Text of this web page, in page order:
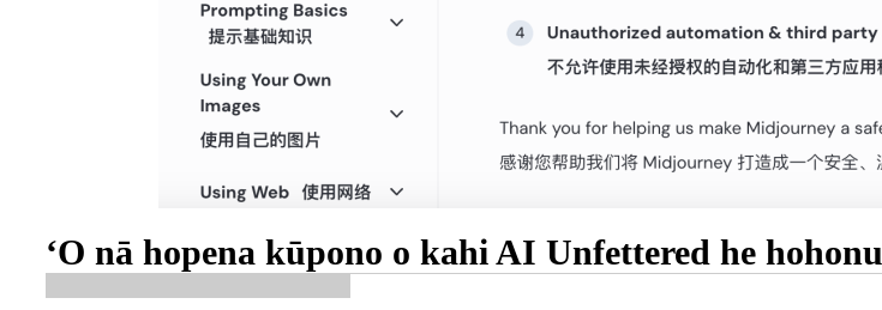
ʻO nā hopena kūpono o kahi AI Unfettered he hohonu